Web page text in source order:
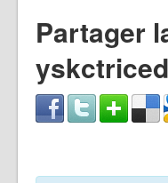
Partager